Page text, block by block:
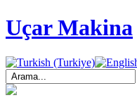
Uçar Makina